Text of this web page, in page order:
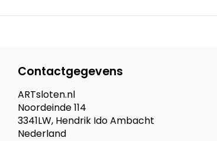
Contactgegevens
ARTsloten.nl
Noordeinde 114
3341LW, Hendrik Ido Ambacht
Nederland